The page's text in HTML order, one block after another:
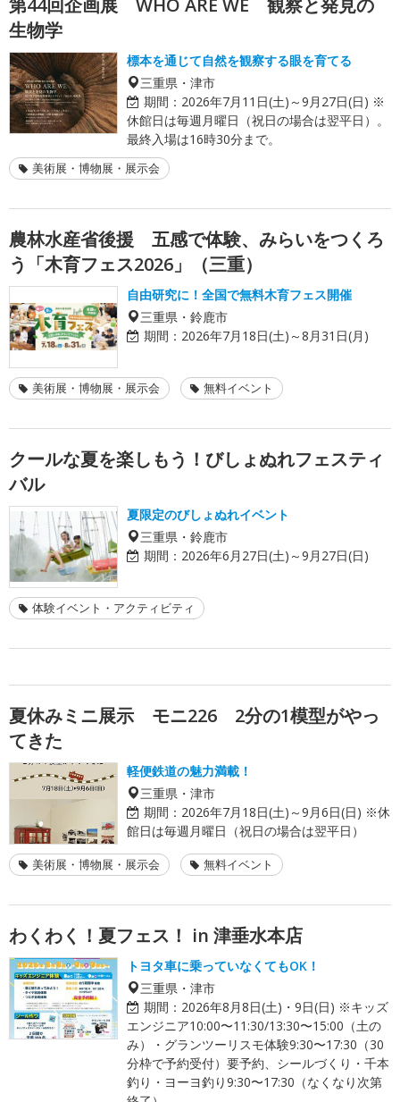
生物学
標本を通じて自然を観察する眼を育てる
三重県・津市
期間： 2026年7月11日(土)～9月27日(日) ※
休館日は毎週月曜日（祝日の場合は翌平日）。
最終入場は16時30分まで。
美術展・博物展・展示会
農林水産省後援 五感で体験、みらいをつくろ
う「木育フェス2026」（三重）
自由研究に！全国で無料木育フェス開催
三重県・鈴鹿市
期間： 2026年7月18日(土)～8月31日(月)
美術展・博物展・展示会 無料イベント
クールな夏を楽しもう！びしょぬれフェスティ
バル
夏限定のびしょぬれイベント
三重県・鈴鹿市
期間： 2026年6月27日(土)～9月27日(日)
体験イベント・アクティビティ
夏休みミニ展示 モニ226 2分の1模型がやっ
てきた
軽便鉄道の魅力満載！
三重県・津市
期間： 2026年7月18日(土)～9月6日(日) ※休
館日は毎週月曜日（祝日の場合は翌平日）
美術展・博物展・展示会 無料イベント
わくわく！夏フェス！ in 津垂水本店
トヨタ車に乗っていなくてもOK！
三重県・津市
期間： 2026年8月8日(土)・9日(日) ※キッズ
エンジニア10:00〜11:30/13:30〜15:00（土の
み）・グランツーリスモ体験9:30〜17:30（30
分枠で予約受付）要予約、シールづくり・千本
釣り・ヨーヨ釣り9:30〜17:30（なくなり次第